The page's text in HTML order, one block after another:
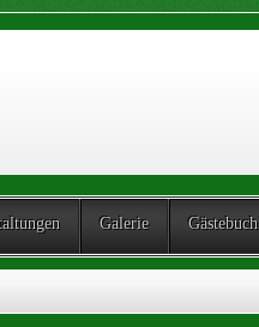
Galerie Gästebuch